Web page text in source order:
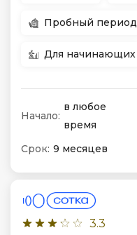
Пробный период
Для начинающих
Начало:
в любое
время
Срок: 9 месяцев
3.3